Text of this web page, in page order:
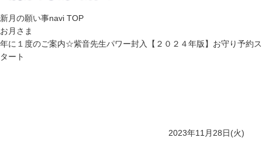
新月の願い事navi TOP
お月さま
年に１度のご案内☆紫音先生パワー封入【２０２４年版】お守り予約ス
タート
2023年11月28日(火)